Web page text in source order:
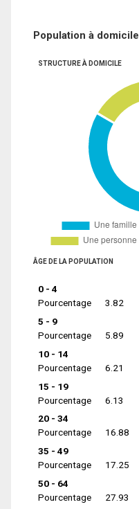
Population à domicile
STRUCTURE À DOMICILE
ÂGE DE LA POPULATION
0 - 4
Pourcentage
3.82
5 - 9
Pourcentage
5.89
10 - 14
Pourcentage
6.21
15 - 19
Pourcentage
6.13
20 - 34
Pourcentage
16.88
35 - 49
Pourcentage
17.25
50 - 64
Pourcentage
27.93